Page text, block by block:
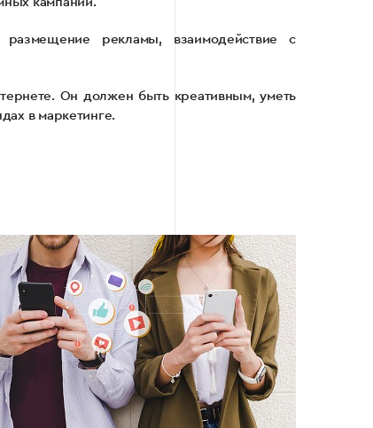
размещение рекламы, взаимодействие с
Он должен быть креативным, уметь
в маркетинге.